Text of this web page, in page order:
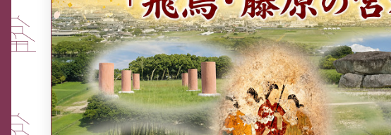
を受ける中小企業向け相談窓口
について
ふるさと納税なら、奈良